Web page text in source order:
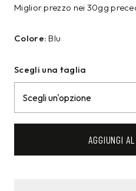
Miglior prezzo nei 30gg
Colore: Blu
Scegli una taglia
AGGIUNGI